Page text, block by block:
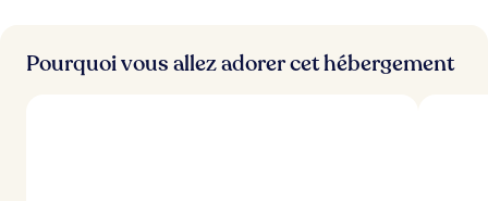
Pourquoi vous allez adorer cet hébergement